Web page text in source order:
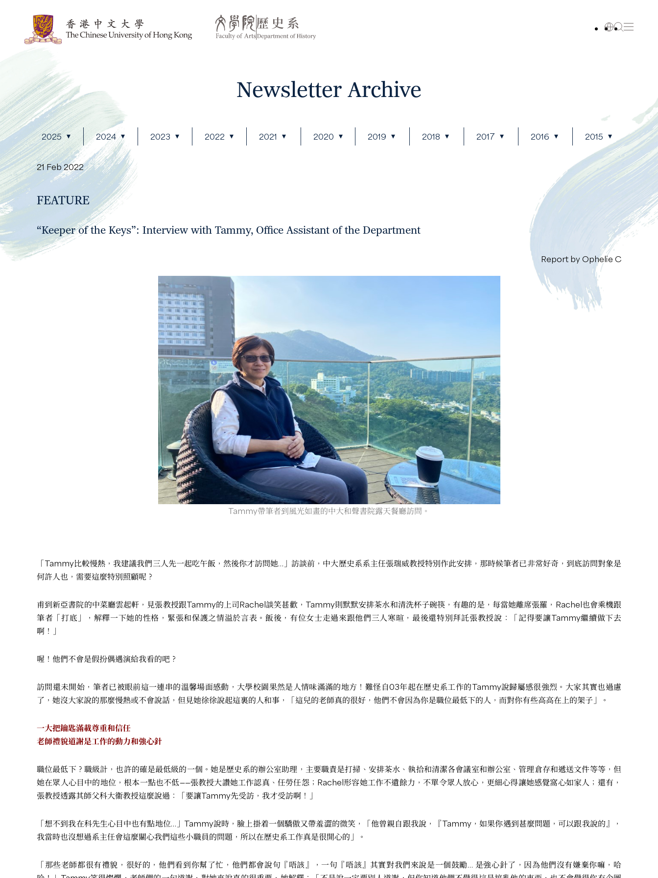
Newsletter Archive
2025 2024 2023 2022 2021 2020 2019 2018 2017 2016 2015
21 Feb 2022
FEATURE
“Keeper of the Keys”: Interview with Tammy, Office Assistant of the Department
Report by Ophelie C
Tammy帶筆者到風光如畫的中大和聲書院露天餐廳訪問。
「Tammy比較慢熱，我建議我們三人先一起吃午飯，然後你才訪問她…」訪談前，中大歷史系系主任張瑞威教授特別作此安排，那時候筆者已非常好奇，到底訪問對象是
何許人也，需要這麼特別照顧呢？
甫到新亞書院的中菜廳雲起軒，見張教授跟Tammy的上司Rachel談笑甚歡，Tammy則默默安排茶水和清洗杯子碗筷，有趣的是，每當她離席張羅，Rachel也會乘機跟
筆者「打底」，解釋一下她的性格，緊張和保護之情溢於言表。飯後，有位女士走過來跟他們三人寒暄，最後還特別拜託張教授說：「記得要讓Tammy繼續做下去
啊！」
喔！他們不會是假扮偶遇演給我看的吧？
訪問還未開始，筆者已被眼前這一連串的溫馨場面感動，大學校園果然是人情味滿滿的地方！難怪自03年起在歷史系工作的Tammy說歸屬感很強烈。大家其實也過慮
了，她沒大家說的那麼慢熱或不會說話，但見她徐徐說起這裏的人和事，「這兒的老師真的很好，他們不會因為你是職位最低下的人，而對你有些高高在上的架子」。
一大把鑰匙滿載尊重和信任
老師禮貌道謝是工作的動力和強心針
職位最低下？職級計，也許的確是最低級的一個。她是歷史系的辦公室助理，主要職責是打掃、安排茶水、執拾和清潔各會議室和辦公室、管理倉存和遞送文件等等，但
她在眾人心目中的地位，根本一點也不低——張教授大讚她工作認真、任勞任怨；Rachel形容她工作不遺餘力，不單令眾人放心，更細心得讓她感覺窩心如家人；還有，
張教授透露其師父科大衞教授這麼說過：「要讓Tammy先受訪，我才受訪啊！」
「想不到我在科先生心目中也有點地位…」Tammy說時，臉上掛着一個驕傲又帶羞澀的微笑，「他曾親自跟我說，『Tammy，如果你遇到甚麼問題，可以跟我說的』，
我當時也沒想過系主任會這麼關心我們這些小職員的問題，所以在歷史系工作真是很開心的」。
「那些老師都很有禮貌，很好的，他們看到你幫了忙，他們都會說句『唔該』，一句『唔該』其實對我們來說是一個鼓勵… 是強心針了，因為他們沒有嫌棄你嘛，哈